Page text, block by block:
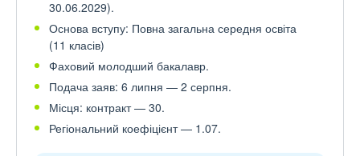
30.06.2029).
Основа вступу: Повна загальна середня освіта
(11 класів)
Фаховий молодший бакалавр.
Подача заяв: 6 липня — 2 серпня.
Місця: контракт — 30.
Регіональний коефіцієнт — 1.07.